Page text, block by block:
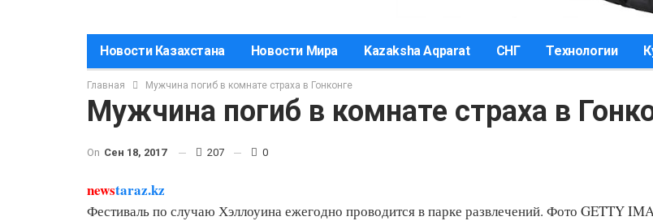
Новости Казахстана Новости Мира Kazaksha Aqparat СНГ Технологии
Главная Мужчина погиб в комнате страха в Гонконге
Мужчина погиб в комнате страха в
On Сен 18, 2017 207 0
newstaraz.kz
Фестиваль по случаю Хэллоуина ежегодно проводится в парке развлечений. Фото GETTY